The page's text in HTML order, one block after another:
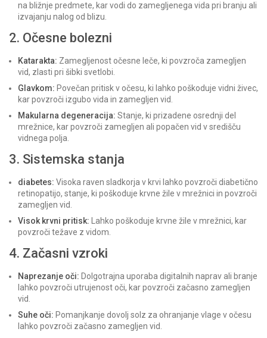
na bližnje predmete, kar vodi do zamegljenega vida pri branju ali
izvajanju nalog od blizu.
2. Očesne bolezni
Katarakta: Zamegljenost očesne leče, ki povzroča zamegljen
vid, zlasti pri šibki svetlobi.
Glavkom: Povečan pritisk v očesu, ki lahko poškoduje vidni živec,
kar povzroči izgubo vida in zamegljen vid.
Makularna degeneracija: Stanje, ki prizadene osrednji del
mrežnice, kar povzroči zamegljen ali popačen vid v središču
vidnega polja.
3. Sistemska stanja
diabetes: Visoka raven sladkorja v krvi lahko povzroči diabetično
retinopatijo, stanje, ki poškoduje krvne žile v mrežnici in povzroči
zamegljen vid.
Visok krvni pritisk: Lahko poškoduje krvne žile v mrežnici, kar
povzroči težave z vidom.
4. Začasni vzroki
Naprezanje oči: Dolgotrajna uporaba digitalnih naprav ali branje
lahko povzroči utrujenost oči, kar povzroči začasno zamegljen
vid.
Suhe oči: Pomanjkanje dovolj solz za ohranjanje vlage v očesu
lahko povzroči začasno zamegljen vid.